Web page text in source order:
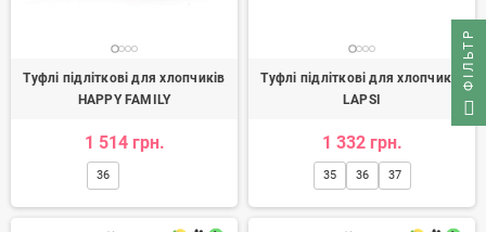
Туфлі підліткові для хлопчиків
HAPPY FAMILY
1 514 грн.
36
Туфлі підліткові для хлопчиків
LAPSI
1 332 грн.
35 36 37
ФІЛЬТР